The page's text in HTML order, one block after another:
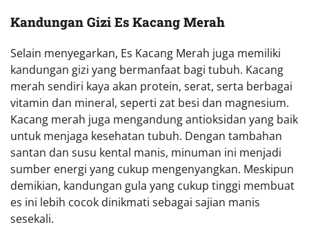
Kandungan Gizi Es Kacang Merah
Selain menyegarkan, Es Kacang Merah juga memiliki
kandungan gizi yang bermanfaat bagi tubuh. Kacang
merah sendiri kaya akan protein, serat, serta berbagai
vitamin dan mineral, seperti zat besi dan magnesium.
Kacang merah juga mengandung antioksidan yang baik
untuk menjaga kesehatan tubuh. Dengan tambahan
santan dan susu kental manis, minuman ini menjadi
sumber energi yang cukup mengenyangkan. Meskipun
demikian, kandungan gula yang cukup tinggi membuat
es ini lebih cocok dinikmati sebagai sajian manis
sesekali.